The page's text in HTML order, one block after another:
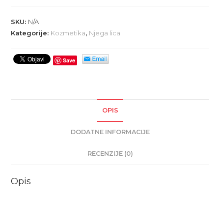
ARGAN
(Noćna)
SKU: N/A
Kategorije: Kozmetika, Njega lica
Save
OPIS
DODATNE INFORMACIJE
RECENZIJE (0)
Opis